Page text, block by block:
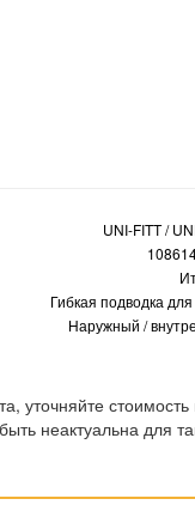
UNI-FITT /
Гибкая подводка
Наружный /
уточняйте
неактуальна для